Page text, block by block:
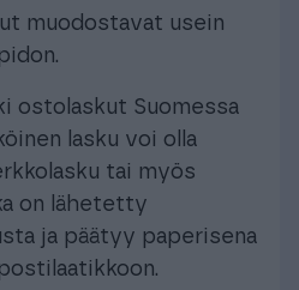
muodostavat usein
ostolaskut Suomessa
lasku voi olla
tai myös
on lähetetty
ja päätyy paperisena